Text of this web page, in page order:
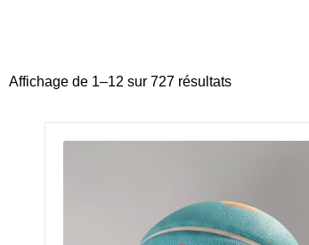
Affichage de 1–12 sur 727 résultats